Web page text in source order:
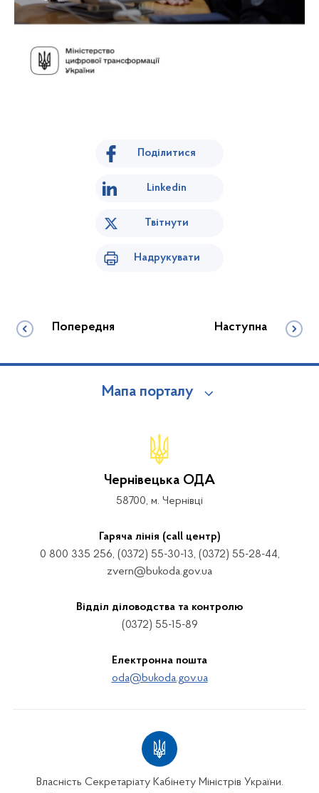
Поділитися
Linkedin
Твітнути
Надрукувати
Попередня Наступна
Мапа порталу
Чернівецька ОДА
58700, м. Чернівці
Гаряча лінія (call центр)
0 800 335 256, (0372) 55-30-13, (0372) 55-28-44,
zvern@bukoda.gov.ua
Відділ діловодства та контролю
(0372) 55-15-89
Електронна пошта
oda@bukoda.gov.ua
Власність Секретаріату Кабінету Міністрів України.